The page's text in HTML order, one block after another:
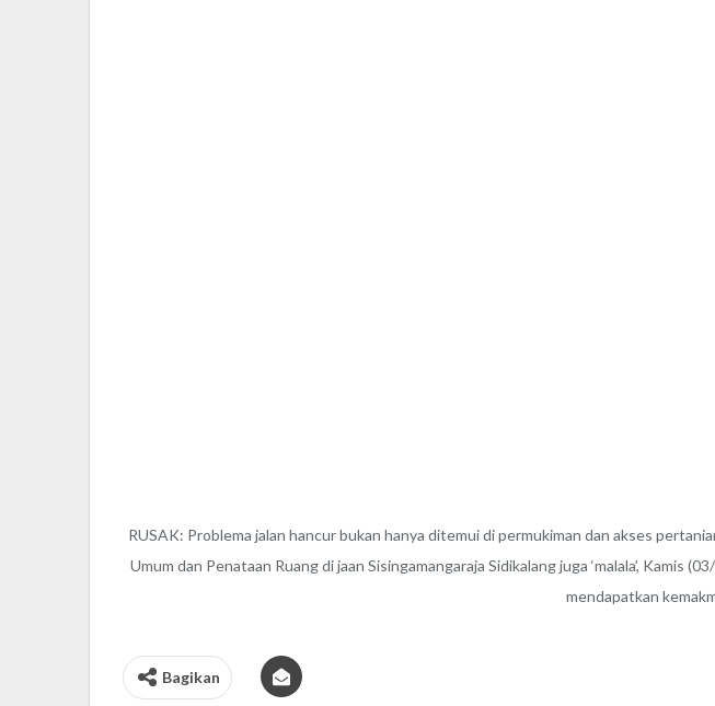
RUSAK: Problema jalan hancur bukan hanya ditemui di permukiman dan akses
Umum dan Penataan Ruang di jaan Sisingamangaraja Sidikalang juga ‘malala’, Kamis
mendapatkan
Bagikan